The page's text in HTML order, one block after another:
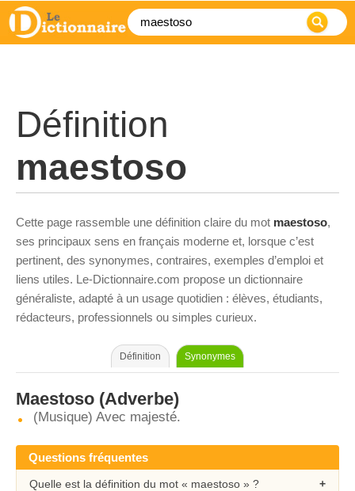
Définition
maestoso
Cette page rassemble une définition claire du mot maestoso,
ses principaux sens en français moderne et, lorsque c’est
pertinent, des synonymes, contraires, exemples d’emploi et
liens utiles. Le-Dictionnaire.com propose un dictionnaire
généraliste, adapté à un usage quotidien : élèves, étudiants,
rédacteurs, professionnels ou simples curieux.
Définition Synonymes
Maestoso (Adverbe)
(Musique) Avec majesté.
Questions fréquentes
Quelle est la définition du mot « maestoso » ?